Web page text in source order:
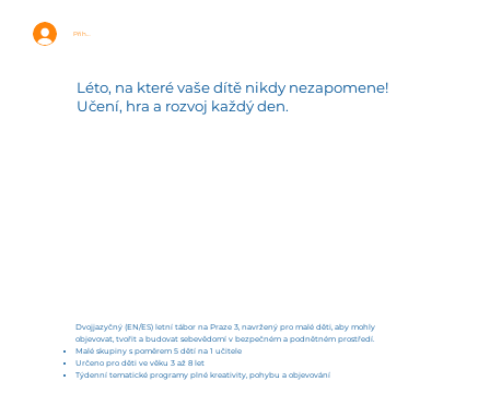
Přihlásit se
Léto, na které vaše dítě nikdy nezapomene!
Učení, hra a rozvoj každý den.
Dvojjazyčný (EN/ES) letní tábor na Praze 3, navržený pro malé děti, aby mohly
objevovat, tvořit a budovat sebevědomí v bezpečném a podnětném prostředí.
Malé skupiny s poměrem 5 dětí na 1 učitele
Určeno pro děti ve věku 3 až 8 let
Týdenní tematické programy plné kreativity, pohybu a objevování